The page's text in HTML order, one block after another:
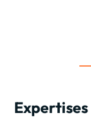
Expertises